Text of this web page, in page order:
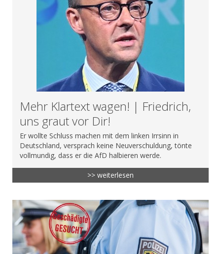
Mehr Klartext wagen! | Friedrich,
uns graut vor Dir!
Er wollte Schluss machen mit dem linken Irrsinn in
Deutschland, versprach keine Neuverschuldung, tönte
vollmundig, dass er die AfD halbieren werde.
>> weiterlesen